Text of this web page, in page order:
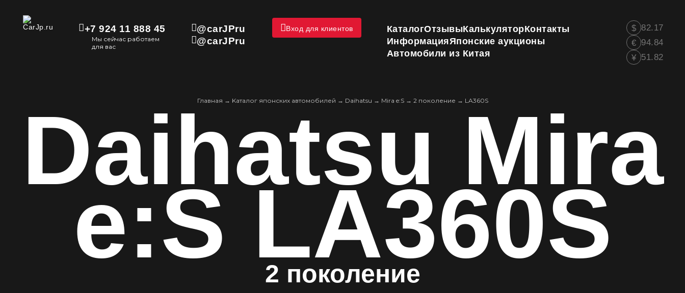
+7 924 11 888 45
Мы сейчас работаем
для вас
@carJPru
@carJPru
Вход для клиентов КаталогОтзывыКалькуляторКонтакты
ИнформацияЯпонские аукционы
Автомобили из Китая
$ 82.17
€ 94.84
¥ 51.82
Главная → Kаталог японских автомобилей → Daihatsu → Mira e:S→ 2 поколение → LA360S
Daihatsu Mira
e:S LA360S
2 поколение